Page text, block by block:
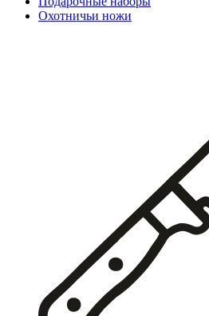
Охотничьи ножи